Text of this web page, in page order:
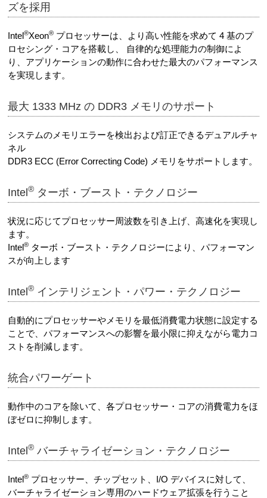
ズを採用
Intel®Xeon® プロセッサーは、より高い性能を求めて 4 基のプ
ロセシング・コアを搭載し、 自律的な処理能力の制御によ
り、アプリケーションの動作に合わせた最大のパフォーマンス
を実現します。
最大 1333 MHz の DDR3 メモリのサポート
システムのメモリエラーを検出および訂正できるデュアルチャ
ネル
DDR3 ECC (Error Correcting Code) メモリをサポートします。
Intel® ターボ・ブースト・テクノロジー
状況に応じてプロセッサー周波数を引き上げ、高速化を実現し
ます。
Intel® ターボ・ブースト・テクノロジーにより、パフォーマン
スが向上します
Intel® インテリジェント・パワー・テクノロジー
自動的にプロセッサーやメモリを最低消費電力状態に設定する
ことで、パフォーマンスへの影響を最小限に抑えながら電力コ
ストを削減します。
統合パワーゲート
動作中のコアを除いて、各プロセッサー・コアの消費電力をほ
ぼゼロに抑制します。
Intel® バーチャライゼーション・テクノロジー
Intel® プロセッサー、チップセット、I/O デバイスに対して、
バーチャライゼーション専用のハードウェア拡張を行うこと